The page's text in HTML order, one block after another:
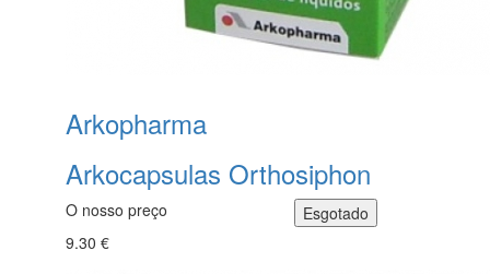
Arkopharma
Arkocapsulas Orthosiphon
O nosso preço
9.30 €